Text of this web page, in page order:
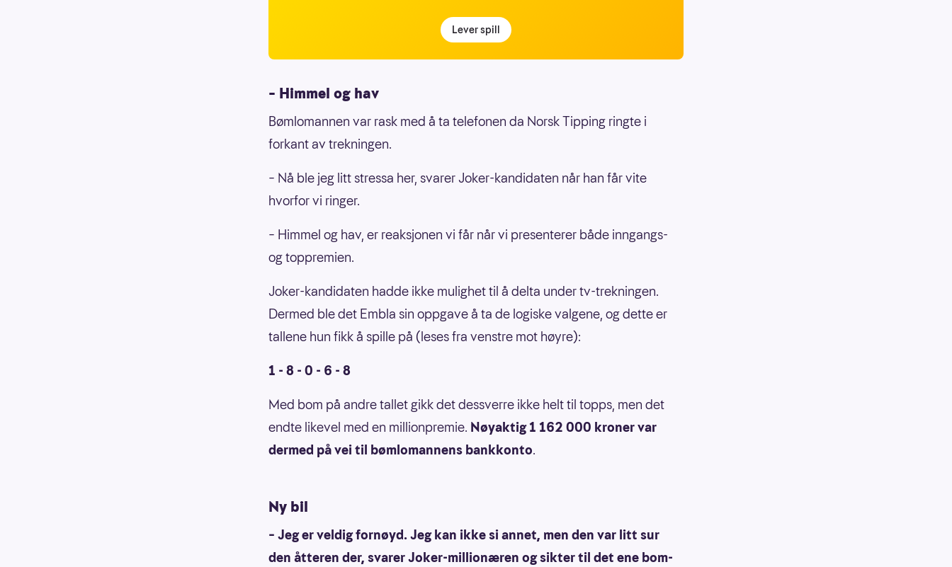
Lever spill
– Himmel og hav
Bømlomannen var rask med å ta telefonen da Norsk Tipping ringte i
forkant av trekningen.
– Nå ble jeg litt stressa her, svarer Joker-kandidaten når han får vite
hvorfor vi ringer.
– Himmel og hav, er reaksjonen vi får når vi presenterer både inngangs-
og toppremien.
Joker-kandidaten hadde ikke mulighet til å delta under tv-trekningen.
Dermed ble det Embla sin oppgave å ta de logiske valgene, og dette er
tallene hun fikk å spille på (leses fra venstre mot høyre):
1 - 8 - 0 - 6 - 8
Med bom på andre tallet gikk det dessverre ikke helt til topps, men det
endte likevel med en millionpremie. Nøyaktig 1 162 000 kroner var
dermed på vei til bømlomannens bankkonto.
Ny bil
– Jeg er veldig fornøyd. Jeg kan ikke si annet, men den var litt sur
den åtteren der, svarer Joker-millionæren og sikter til det ene bom-